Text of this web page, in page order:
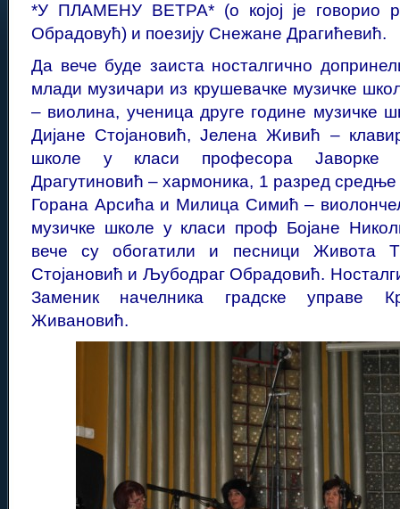
*У ПЛАМЕНУ ВЕТРА* (о којој је говорио
Обрадовућ) и поезију Снежане Драгићевић.
Да вече буде заиста носталгично
млади музичари из крушевачке музичке
– виолина, ученица друге године музичке
Дијане Стојановић, Јелена Живић –
школе у класи професора Јаворке
Драгутиновић – хармоника, 1 разред
Горана Арсића и Милица Симић –
музичке школе у класи проф Бојане
вече су обогатили и песници Живота
Стојановић и Љубодраг Обрадовић.
Заменик начелника градске управе
Живановић.